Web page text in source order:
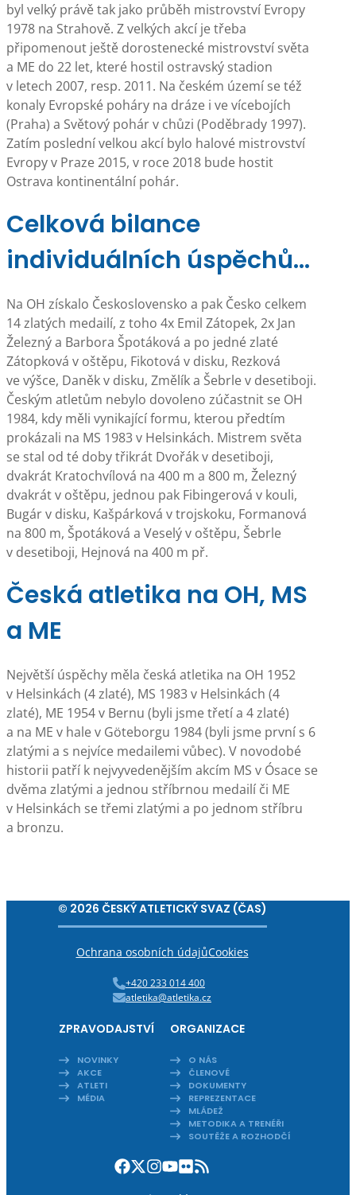
byl velký právě tak jako průběh mistrovství Evropy
1978 na Strahově. Z velkých akcí je třeba
připomenout ještě dorostenecké mistrovství světa
a ME do 22 let, které hostil ostravský stadion
v letech 2007, resp. 2011. Na českém území se též
konaly Evropské poháry na dráze i ve vícebojích
(Praha) a Světový pohár v chůzi (Poděbrady 1997).
Zatím poslední velkou akcí bylo halové mistrovství
Evropy v Praze 2015, v roce 2018 bude hostit
Ostrava kontinentální pohár.
Celková bilance
individuálních úspěchů…
Na OH získalo Československo a pak Česko celkem
14 zlatých medailí, z toho 4x Emil Zátopek, 2x Jan
Železný a Barbora Špotáková a po jedné zlaté
Zátopková v oštěpu, Fikotová v disku, Rezková
ve výšce, Daněk v disku, Změlík a Šebrle v desetiboji.
Českým atletům nebylo dovoleno zúčastnit se OH
1984, kdy měli vynikající formu, kterou předtím
prokázali na MS 1983 v Helsinkách. Mistrem světa
se stal od té doby třikrát Dvořák v desetiboji,
dvakrát Kratochvílová na 400 m a 800 m, Železný
dvakrát v oštěpu, jednou pak Fibingerová v kouli,
Bugár v disku, Kašpárková v trojskoku, Formanová
na 800 m, Špotáková a Veselý v oštěpu, Šebrle
v desetiboji, Hejnová na 400 m př.
Česká atletika na OH, MS
a ME
Největší úspěchy měla česká atletika na OH 1952
v Helsinkách (4 zlaté), MS 1983 v Helsinkách (4
zlaté), ME 1954 v Bernu (byli jsme třetí a 4 zlaté)
a na ME v hale v Göteborgu 1984 (byli jsme první s 6
zlatými a s nejvíce medailemi vůbec). V novodobé
historii patří k nejvyvedenějším akcím MS v Ósace se
dvěma zlatými a jednou stříbrnou medailí či ME
v Helsinkách se třemi zlatými a po jednom stříbru
a bronzu.
© 2026 ČESKÝ ATLETICKÝ SVAZ (ČAS)
Ochrana osobních údajůCookies
+420 233 014 400
atletika@atletika.cz
ZPRAVODAJSTVÍ
NOVINKY
AKCE
ATLETI
MÉDIA
ORGANIZACE
O NÁS
ČLENOVÉ
DOKUMENTY
REPREZENTACE
MLÁDEŽ
METODIKA A TRENÉŘI
SOUTĚŽE A ROZHODČÍ